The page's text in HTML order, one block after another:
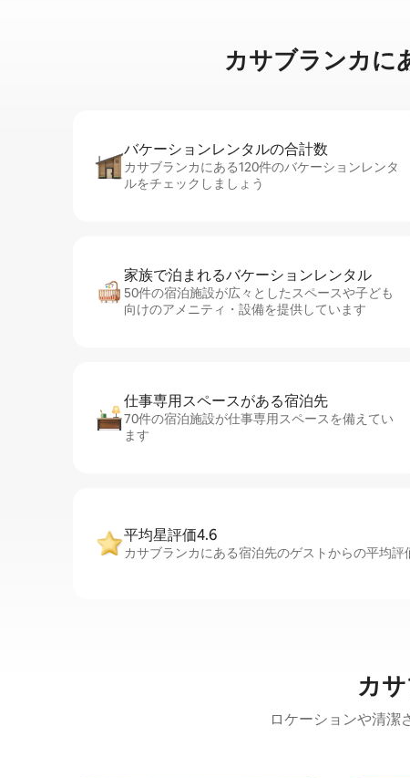
カサブランカに⁠
バケーションレ⁠ン⁠タ⁠ル⁠の合⁠計⁠数
カサブランカにある120件のバケーションレンタ
ルをチェックしましょう
家族で泊まれるバ⁠ケ⁠ー⁠シ⁠ョ⁠ンレ⁠ン⁠タ⁠ル
50件の宿泊施設が広々としたスペースや子ども
向けのアメニティ・設備を提供しています
仕事専用ス⁠ペ⁠ー⁠スがあ⁠る宿⁠泊⁠先
70件の宿泊施設が仕事専用スペースを備えてい
ます
平均星評価4.6
カサブランカにある宿泊先のゲストからの平均
カ
ロケーションや清潔